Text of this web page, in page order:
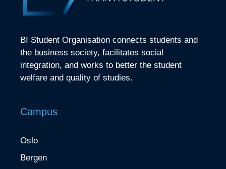
BI Student Organisation connects students and
the business society, facilitates social
integration, and works to better the student
welfare and quality of studies.
Campus
Oslo
Bergen